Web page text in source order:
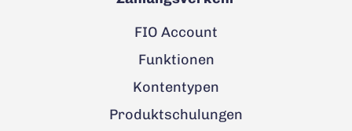
FIO Account
Funktionen
Kontentypen
Produktschulungen